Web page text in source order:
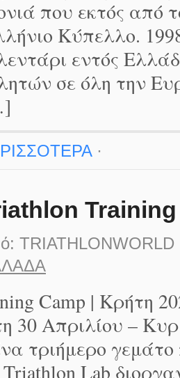
που εκτός
Κύπελλο.
εντός
σε όλη την
·
TRIATHLONWORLD
Camp | Κρήτη
30 Απριλίου –
τριήμερο
Lab